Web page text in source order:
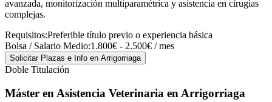
avanzada, monitorización multiparamétrica y asistencia en cirugías
complejas.
Requisitos:Preferible título previo o experiencia básica
Bolsa / Salario Medio:1.800€ - 2.500€ / mes
Solicitar Plazas e Info en Arrigorriaga
Doble Titulación
Máster en Asistencia Veterinaria en Arrigorriaga